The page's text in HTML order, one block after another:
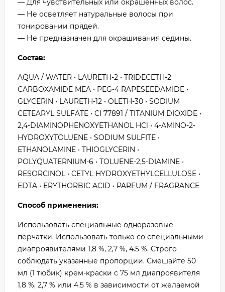
— Для чувствительных или окрашенных волос.
— Не осветляет натуральные волосы при
тонировании прядей.
— Не предназначен для окрашивания седины.
Состав:
AQUA / WATER • LAURETH-2 • TRIDECETH-2
CARBOXAMIDE MEA • PEG-4 RAPESEEDAMIDE •
GLYCERIN • LAURETH-12 • OLETH-30 • SODIUM
CETEARYL SULFATE • CI 77891 / TITANIUM DIOXIDE •
2,4-DIAMINOPHENOXYETHANOL HCl • 4-AMINO-2-
HYDROXYTOLUENE • SODIUM SULFITE •
ETHANOLAMINE • THIOGLYCERIN •
POLYQUATERNIUM-6 • TOLUENE-2,5-DIAMINE •
RESORCINOL • CETYL HYDROXYETHYLCELLULOSE •
EDTA • ERYTHORBIC ACID • PARFUM / FRAGRANCE
Способ применения:
Использовать специальные одноразовые
перчатки. Использовать только со специальными
диапроявителями 1,8 %, 2,7 %, 4.5 %. Строго
соблюдать указанные пропорции. Смешайте 50
мл (1 тюбик) крем-краски с 75 мл диапроявителя
1,8 %, 2,7 % или 4.5 % в зависимости от желаемой